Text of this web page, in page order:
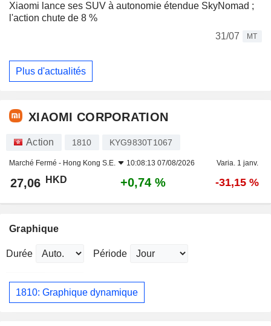
Xiaomi lance ses SUV à autonomie étendue SkyNomad ;
l'action chute de 8 %
31/07
MT
Plus d'actualités
XIAOMI CORPORATION
Action 1810 KYG9830T1067
Marché Fermé - Hong Kong S.E. 10:08:13 07/08/2026 Varia. 1 janv.
27,06 HKD +0,74 % -31,15 %
Graphique
Durée Période
1810: Graphique dynamique